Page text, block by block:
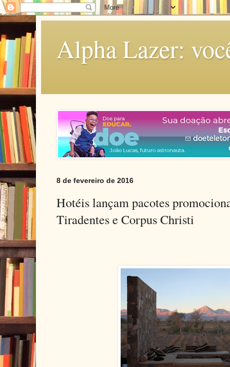
Alpha Lazer:
8 de fevereiro de 2016
Hotéis lançam pacotes
Tiradentes e Corpus Christi